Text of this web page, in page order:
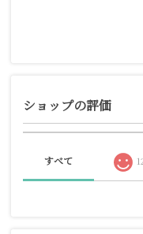
ショップの評価
すべて